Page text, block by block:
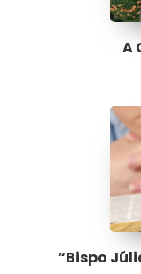
A
“Bispo